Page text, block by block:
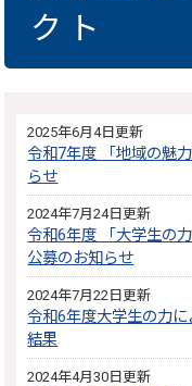
クト
2025年6月4日更新
令和7年度 「地域の魅
らせ
2024年7月24日更新
令和6年度 「大学生の
公募のお知らせ
2024年7月22日更新
令和6年度大学生の力
結果
2024年4月30日更新